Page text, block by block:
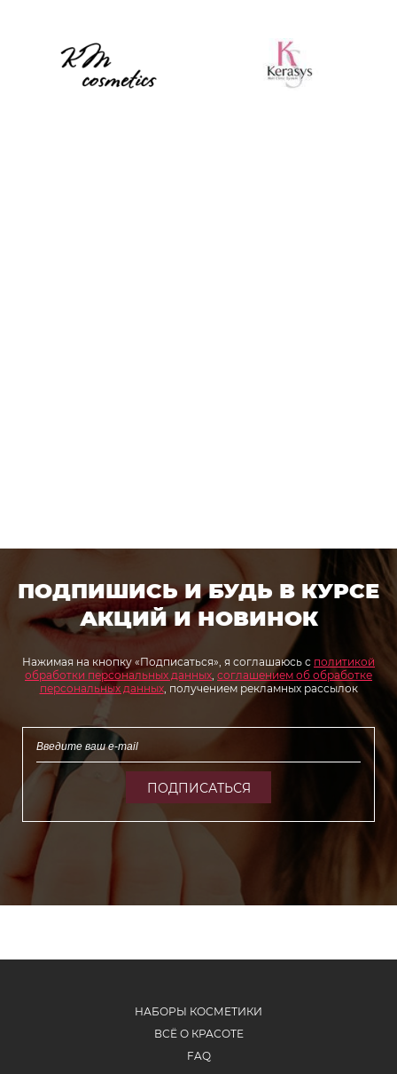
ПОДПИШИСЬ И БУДЬ В КУРСЕ
АКЦИЙ И НОВИНОК
Нажимая на кнопку «Подписаться», я соглашаюсь с политикой
обработки персональных данных, соглашением об обработке
персональных данных, получением рекламных рассылок
ПОДПИСАТЬСЯ
НАБОРЫ КОСМЕТИКИ
ВСЁ О КРАСОТЕ
FAQ